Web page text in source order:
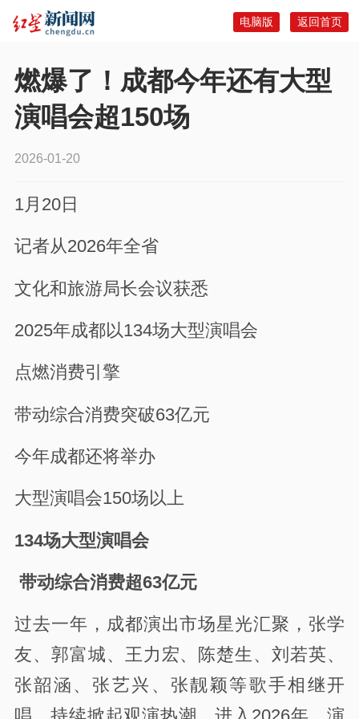
返回首页
电脑版
燃爆了！成都今年还有大型
演唱会超150场
2026-01-20
1月20日
记者从2026年全省
文化和旅游局长会议获悉
2025年成都以134场大型演唱会
点燃消费引擎
带动综合消费突破63亿元
今年成都还将举办
大型演唱会150场以上
134场大型演唱会
带动综合消费超63亿元
过去一年，成都演出市场星光汇聚，张学
友、郭富城、王力宏、陈楚生、刘若英、
张韶涵、张艺兴、张靓颖等歌手相继开